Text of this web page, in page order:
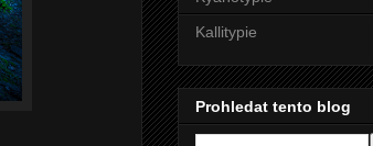
Kallitypie
Prohledat tento blog